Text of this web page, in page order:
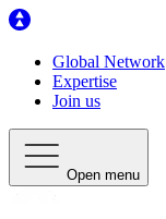
Global Network
Expertise
Join us
Open menu